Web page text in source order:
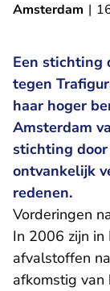
Amsterdam |
Een stichting
tegen
haar hoger
Amsterdam
stichting
ontvankelijk
redenen.
Vorderingen
In 2006 zijn
afvalstoffen
afkomstig van